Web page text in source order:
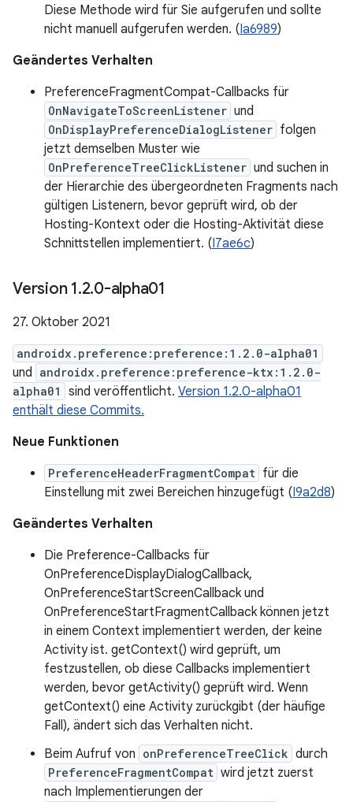
Diese Methode wird für Sie aufgerufen und sollte
nicht manuell aufgerufen werden. (Ia6989)
Geändertes Verhalten
PreferenceFragmentCompat-Callbacks für
OnNavigateToScreenListener und
OnDisplayPreferenceDialogListener folgen
jetzt demselben Muster wie
OnPreferenceTreeClickListener und suchen in
der Hierarchie des übergeordneten Fragments nach
gültigen Listenern, bevor geprüft wird, ob der
Hosting-Kontext oder die Hosting-Aktivität diese
Schnittstellen implementiert. (I7ae6c)
Version 1.2.0-alpha01
27. Oktober 2021
androidx.preference:preference:1.2.0-alpha01
und androidx.preference:preference-ktx:1.2.0-
alpha01
sind veröffentlicht. Version 1.2.0-alpha01
enthält diese Commits.
Neue Funktionen
PreferenceHeaderFragmentCompat für die
Einstellung mit zwei Bereichen hinzugefügt (I9a2d8)
Geändertes Verhalten
Die Preference-Callbacks für
OnPreferenceDisplayDialogCallback,
OnPreferenceStartScreenCallback und
OnPreferenceStartFragmentCallback können jetzt
in einem Context implementiert werden, der keine
Activity ist. getContext() wird geprüft, um
festzustellen, ob diese Callbacks implementiert
werden, bevor getActivity() geprüft wird. Wenn
getContext() eine Activity zurückgibt (der häufige
Fall), ändert sich das Verhalten nicht.
Beim Aufruf von onPreferenceTreeClick durch
PreferenceFragmentCompat wird jetzt zuerst
nach Implementierungen der